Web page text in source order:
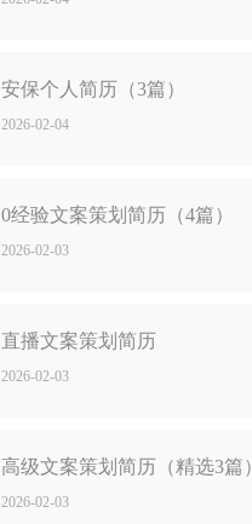
安保个人简历（3篇）
2026-02-04
0经验文案策划简历（4篇）
2026-02-03
直播文案策划简历
2026-02-03
高级文案策划简历（精选3篇
2026-02-03